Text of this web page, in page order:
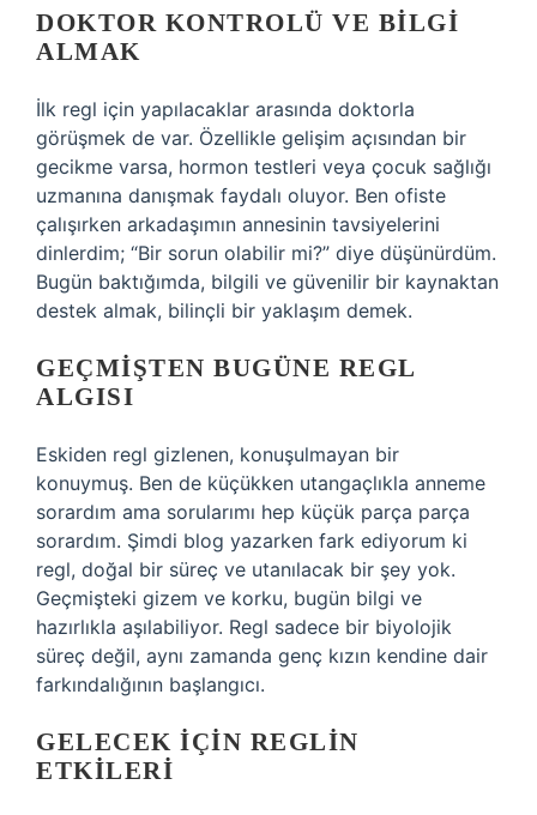
DOKTOR KONTROLÜ VE BILGI
ALMAK
İlk regl için yapılacaklar arasında doktorla
görüşmek de var. Özellikle gelişim açısından bir
gecikme varsa, hormon testleri veya çocuk sağlığı
uzmanına danışmak faydalı oluyor. Ben ofiste
çalışırken arkadaşımın annesinin tavsiyelerini
dinlerdim; “Bir sorun olabilir mi?” diye düşünürdüm.
Bugün baktığımda, bilgili ve güvenilir bir kaynaktan
destek almak, bilinçli bir yaklaşım demek.
GEÇMIŞTEN BUGÜNE REGL
ALGISI
Eskiden regl gizlenen, konuşulmayan bir
konuymuş. Ben de küçükken utangaçlıkla anneme
sorardım ama sorularımı hep küçük parça parça
sorardım. Şimdi blog yazarken fark ediyorum ki
regl, doğal bir süreç ve utanılacak bir şey yok.
Geçmişteki gizem ve korku, bugün bilgi ve
hazırlıkla aşılabiliyor. Regl sadece bir biyolojik
süreç değil, aynı zamanda genç kızın kendine dair
farkındalığının başlangıcı.
GELECEK İÇIN REGLIN
ETKILERI